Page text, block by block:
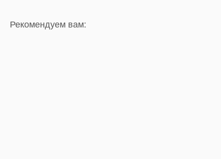
Рекомендуем вам: